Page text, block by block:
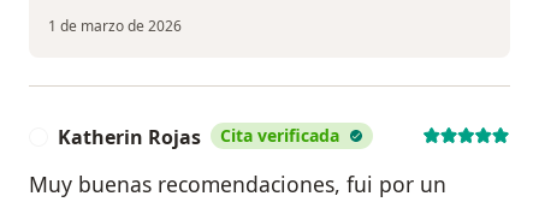
1 de marzo de 2026
Katherin Rojas Cita verificada
Muy buenas recomendaciones, fui por un